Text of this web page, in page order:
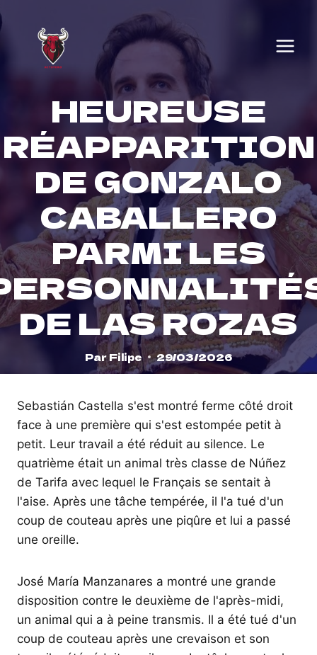
to
content
HEUREUSE
RÉAPPARITION
DE GONZALO
CABALLERO
PARMI LES
DE LAS ROZAS
Par Filipe 29/03/2026
Sebastián Castella s'est montré ferme côté droit
face à une première qui s'est estompée petit à
petit. Leur travail a été réduit au silence. Le
quatrième était un animal très classe de Núñez
de Tarifa avec lequel le Français se sentait à
l'aise. Après une tâche tempérée, il l'a tué d'un
coup de couteau après une piqûre et lui a passé
une oreille.
José María Manzanares a montré une grande
disposition contre le deuxième de l'après-midi,
un animal qui a à peine transmis. Il a été tué d'un
coup de couteau après une crevaison et son